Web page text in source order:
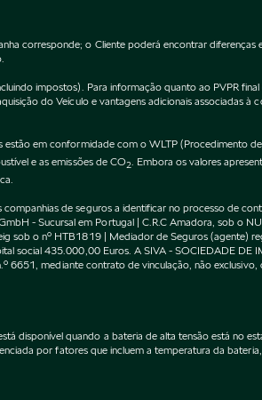
corresponde; o Cliente poderá encontrar
impostos). Para informação quanto ao PVPR
do Veículo e vantagens adicionais associadas
estão em conformidade com o WLTP (Procedimento
e as emissões de CO2 . Embora os valores
de seguros a identificar no processo de
- Sucursal em Portugal | C.R.C Amadora, sob o
sob o nº HTB1819 | Mediador de Seguros
social 435.000,00 Euros. A SIVA - SOCIEDADE
mediante contrato de vinculação, não
disponível quando a bateria de alta tensão está no
por fatores que incluem a temperatura da